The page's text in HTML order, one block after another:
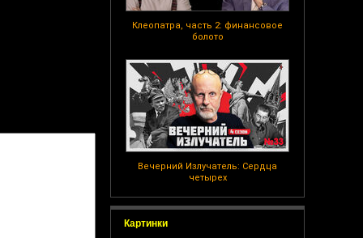
Клеопатра, часть 2: финансовое
болото
Вечерний Излучатель: Сердца
четырех
Картинки